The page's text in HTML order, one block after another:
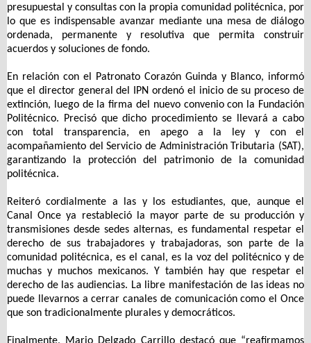
presupuestal y consultas con la propia comunidad politécnica, por
lo que es indispensable avanzar mediante una mesa de diálogo
ordenada, permanente y resolutiva que permita construir
acuerdos y soluciones de fondo.
En relación con el Patronato Corazón Guinda y Blanco, informó
que el director general del IPN ordenó el inicio de su proceso de
extinción, luego de la firma del nuevo convenio con la Fundación
Politécnico. Precisó que dicho procedimiento se llevará a cabo
con total transparencia, en apego a la ley y con el
acompañamiento del Servicio de Administración Tributaria (SAT),
garantizando la protección del patrimonio de la comunidad
politécnica.
Reiteró cordialmente a las y los estudiantes, que, aunque el
Canal Once ya restableció la mayor parte de su producción y
transmisiones desde sedes alternas, es fundamental respetar el
derecho de sus trabajadores y trabajadoras, son parte de la
comunidad politécnica, es el canal, es la voz del politécnico y de
muchas y muchos mexicanos. Y también hay que respetar el
derecho de las audiencias. La libre manifestación de las ideas no
puede llevarnos a cerrar canales de comunicación como el Once
que son tradicionalmente plurales y democráticos.